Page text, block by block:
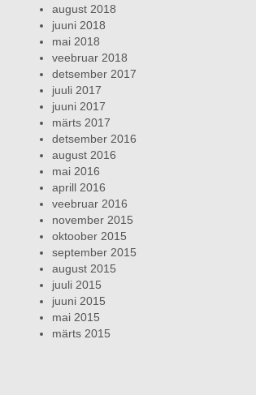
august 2018
juuni 2018
mai 2018
veebruar 2018
detsember 2017
juuli 2017
juuni 2017
märts 2017
detsember 2016
august 2016
mai 2016
aprill 2016
veebruar 2016
november 2015
oktoober 2015
september 2015
august 2015
juuli 2015
juuni 2015
mai 2015
märts 2015